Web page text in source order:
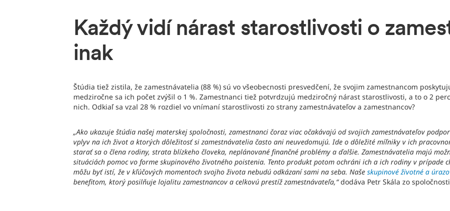
Každý vidí nárast starostlivosti o
inak
Štúdia tiež zistila, že zamestnávatelia (88 %) sú vo všeobecnosti presvedčení, že svojim zamestnancom
medziročne sa ich počet zvýšil o 1 %. Zamestnanci tiež potvrdzujú medziročný nárast starostlivosti, a to o 2
nich. Odkiaľ sa vzal 28 % rozdiel vo vnímaní starostlivosti zo strany zamestnávateľov a zamestnancov?
„Ako ukazuje štúdia našej materskej spoločnosti, zamestnanci čoraz viac očakávajú od svojich zamestnávateľov
vplyv na ich život a ktorých dôležitosť si zamestnávatelia často ani neuvedomujú. Ide o dôležité míľniky v ich
starať sa o člena rodiny, strata blízkeho človeka, neplánované finančné problémy a ďalšie. Zamestnávatelia majú
situáciách pomoc vo forme skupinového životného poistenia. Tento produkt potom ochráni ich a ich rodiny v prípade
môžu byť istí, že v kľúčových momentoch svojho života nebudú odkázaní sami na seba. Našeskupinové životné a
benefitom, ktorý posilňuje lojalitu zamestnancov a celkovú prestíž zamestnávateľa,“dodáva Petr Skála zo